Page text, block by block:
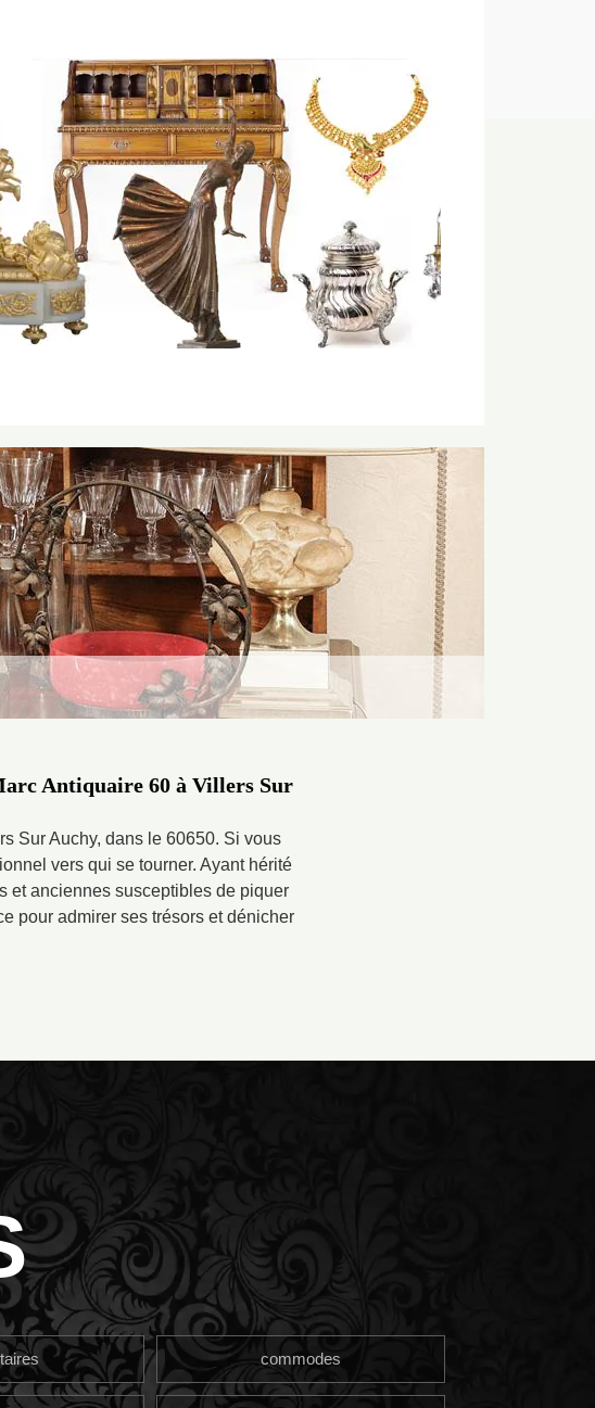
Antiquaire 60 à Villers Sur
Sur Auchy, dans le 60650. Si vous
vers qui se tourner. Ayant hérité
et anciennes susceptibles de piquer
pour admirer ses trésors et dénicher
commodes